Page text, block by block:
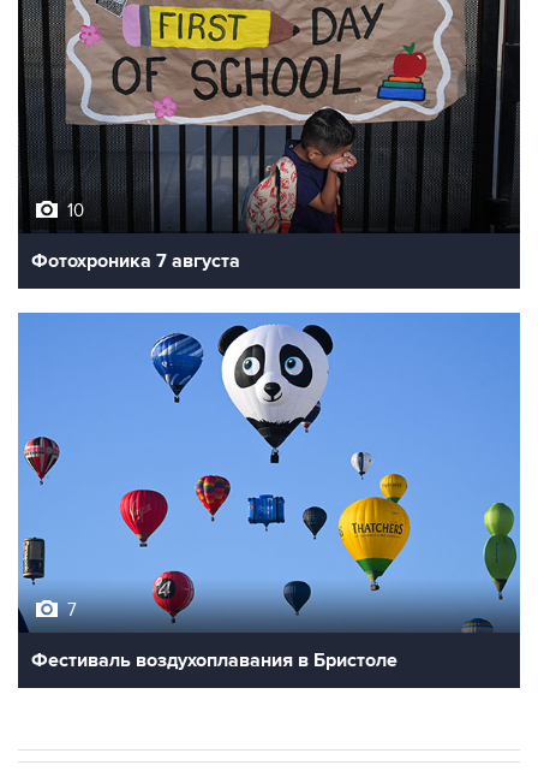
10
Фотохроника 7 августа
7
Фестиваль воздухоплавания в Бристоле